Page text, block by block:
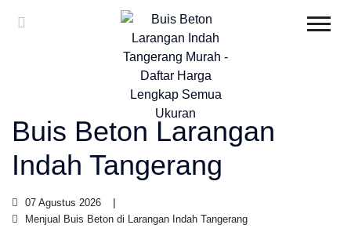
Buis Beton Larangan
Indah Tangerang
07 Agustus 2026
Menjual Buis Beton di Larangan Indah Tangerang